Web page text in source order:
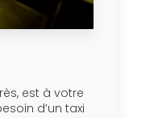
est à votre
d’un taxi